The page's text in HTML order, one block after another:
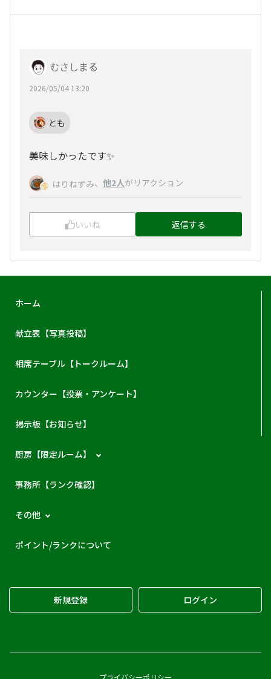
むさしまる
2026/05/04 13:20
とも
美味しかったです✨️
はりねずみ、 他2人がリアクション
いいね 返信する
ホーム
献立表【写真投稿】
相席テーブル【トークルーム】
カウンター【投票・アンケート】
掲示板【お知らせ】
厨房【限定ルーム】
事務所【ランク確認】
その他
ポイント/ランクについて
新規登録 ログイン